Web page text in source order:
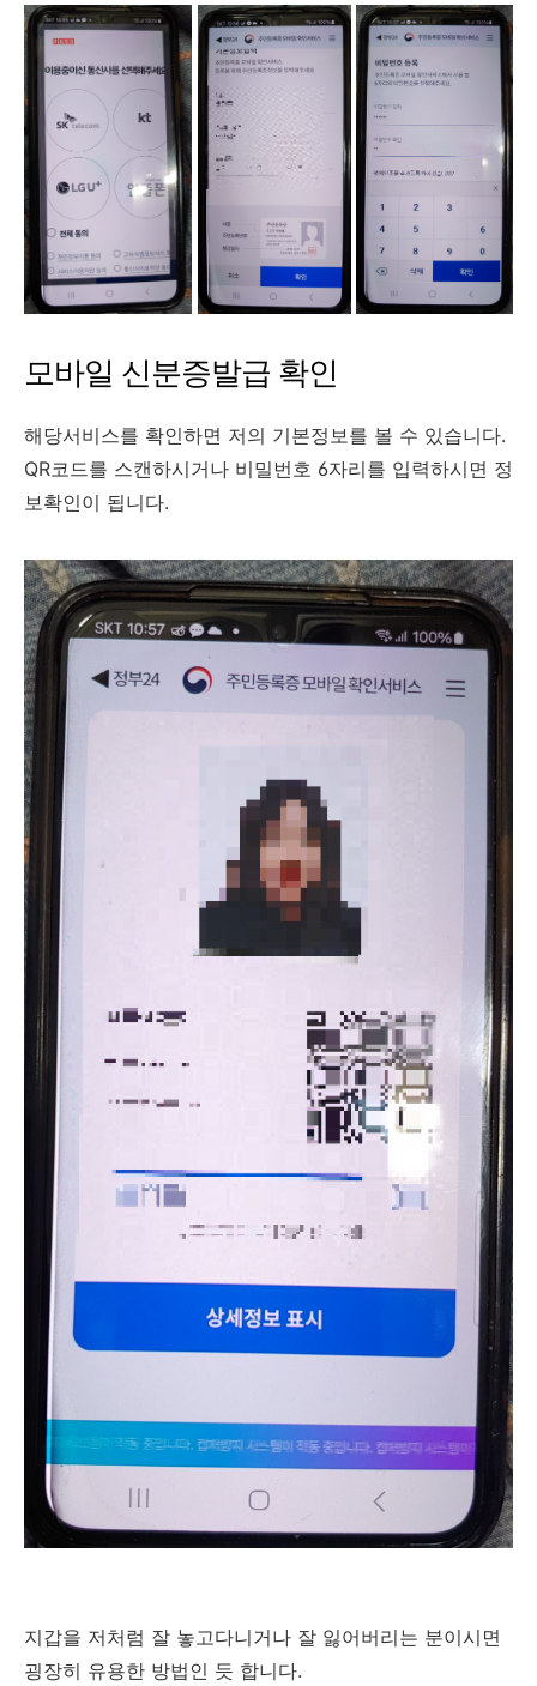
모바일 신분증발급 확인
해당서비스를 확인하면 저의 기본정보를 볼 수 있습니다.
QR코드를 스캔하시거나 비밀번호 6자리를 입력하시면 정
보확인이 됩니다.
지갑을 저처럼 잘 놓고다니거나 잘 잃어버리는 분이시면
굉장히 유용한 방법인 듯 합니다.